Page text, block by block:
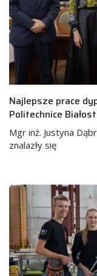
Najlepsze prace
Politechnice
Mgr inż. Justyna
znalazły się